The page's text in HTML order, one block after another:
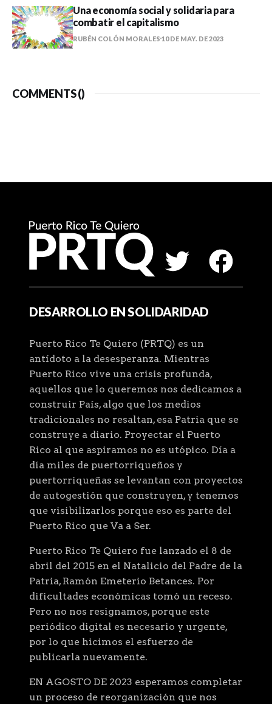
Una economía social y solidaria para
combatir el capitalismo
RUBÉN COLÓN MORALES 10 DE MAY. DE 2023
COMMENTS ()
DESARROLLO EN SOLIDARIDAD
Puerto Rico Te Quiero (PRTQ) es un
antídoto a la desesperanza. Mientras
Puerto Rico vive una crisis profunda,
aquellos que lo queremos nos dedicamos a
construir País, algo que los medios
tradicionales no resaltan, esa Patria que se
construye a diario. Proyectar el Puerto
Rico al que aspiramos no es utópico. Día a
día miles de puertorriqueños y
puertorriqueñas se levantan con proyectos
de autogestión que construyen, y tenemos
que visibilizarlos porque eso es parte del
Puerto Rico que Va a Ser.
Puerto Rico Te Quiero fue lanzado el 8 de
abril del 2015 en el Natalicio del Padre de la
Patria, Ramón Emeterio Betances. Por
dificultades económicas tomó un receso.
Pero no nos resignamos, porque este
periódico digital es necesario y urgente,
por lo que hicimos el esfuerzo de
publicarla nuevamente.
EN AGOSTO DE 2023 esperamos completar
un proceso de reorganización que nos